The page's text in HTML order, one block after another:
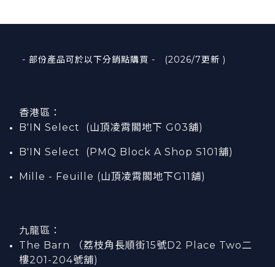
- 部份產品可於以下分銷點購買 - (2026/7更新 )
香港區：
B'IN Select (山頂凌霄閣地下 G03舖)
B'IN Select (PMQ Block A Shop S101 舖)
Mille - Feuille (山頂凌霄閣地下G11舖)
九龍區：
The Barn （荔枝角長順街15號D2 Place Two二
樓201-204號舖)